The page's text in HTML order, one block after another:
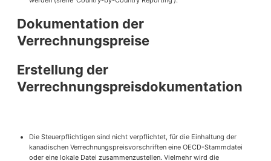
Dokumentation der
Verrechnungspreise
Erstellung der
Verrechnungspreisdokumentation
Die Steuerpflichtigen sind nicht verpflichtet, für die Einhaltung der
kanadischen Verrechnungspreisvorschriften eine OECD-Stammdatei
oder eine lokale Datei zusammenzustellen. Vielmehr wird die